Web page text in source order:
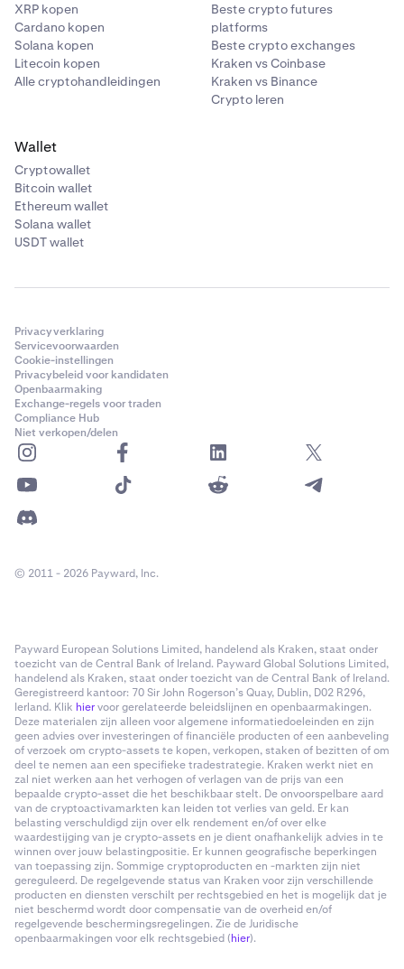
XRP kopen
Cardano kopen
Solana kopen
Litecoin kopen
Alle cryptohandleidingen
Beste crypto futures
platforms
Beste crypto exchanges
Kraken vs Coinbase
Kraken vs Binance
Crypto leren
Wallet
Cryptowallet
Bitcoin wallet
Ethereum wallet
Solana wallet
USDT wallet
Privacyverklaring
Servicevoorwaarden
Cookie-instellingen
Privacybeleid voor kandidaten
Openbaarmaking
Exchange-regels voor traden
Compliance Hub
Niet verkopen/delen
© 2011 - 2026 Payward, Inc.
Payward European Solutions Limited, handelend als Kraken, staat onder
toezicht van de Central Bank of Ireland. Payward Global Solutions Limited,
handelend als Kraken, staat onder toezicht van de Central Bank of Ireland.
Geregistreerd kantoor: 70 Sir John Rogerson’s Quay, Dublin, D02 R296,
Ierland. Klik hiervoor gerelateerde beleidslijnen en openbaarmakingen.
Deze materialen zijn alleen voor algemene informatiedoeleinden en zijn
geen advies over investeringen of financiële producten of een aanbeveling
of verzoek om crypto-assets te kopen, verkopen, staken of bezitten of om
deel te nemen aan een specifieke tradestrategie. Kraken werkt niet en
zal niet werken aan het verhogen of verlagen van de prijs van een
bepaalde crypto-asset die het beschikbaar stelt. De onvoorspelbare aard
van de cryptoactivamarkten kan leiden tot verlies van geld. Er kan
belasting verschuldigd zijn over elk rendement en/of over elke
waardestijging van je crypto-assets en je dient onafhankelijk advies in te
winnen over jouw belastingpositie. Er kunnen geografische beperkingen
van toepassing zijn. Sommige cryptoproducten en -markten zijn niet
gereguleerd. De regelgevende status van Kraken voor zijn verschillende
producten en diensten verschilt per rechtsgebied en het is mogelijk dat je
niet beschermd wordt door compensatie van de overheid en/of
regelgevende beschermingsregelingen. Zie de Juridische
openbaarmakingen voor elk rechtsgebied (hier).